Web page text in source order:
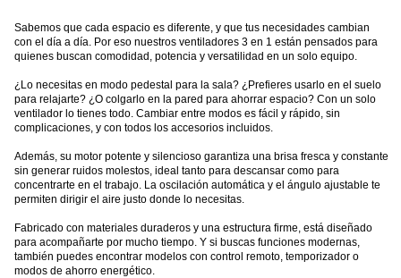
Sabemos que cada espacio es diferente, y que tus necesidades cambian
con el día a día. Por eso nuestros ventiladores 3 en 1 están pensados para
quienes buscan comodidad, potencia y versatilidad en un solo equipo.
¿Lo necesitas en modo pedestal para la sala? ¿Prefieres usarlo en el suelo
para relajarte? ¿O colgarlo en la pared para ahorrar espacio? Con un solo
ventilador lo tienes todo. Cambiar entre modos es fácil y rápido, sin
complicaciones, y con todos los accesorios incluidos.
Además, su motor potente y silencioso garantiza una brisa fresca y constante
sin generar ruidos molestos, ideal tanto para descansar como para
concentrarte en el trabajo. La oscilación automática y el ángulo ajustable te
permiten dirigir el aire justo donde lo necesitas.
Fabricado con materiales duraderos y una estructura firme, está diseñado
para acompañarte por mucho tiempo. Y si buscas funciones modernas,
también puedes encontrar modelos con control remoto, temporizador o
modos de ahorro energético.